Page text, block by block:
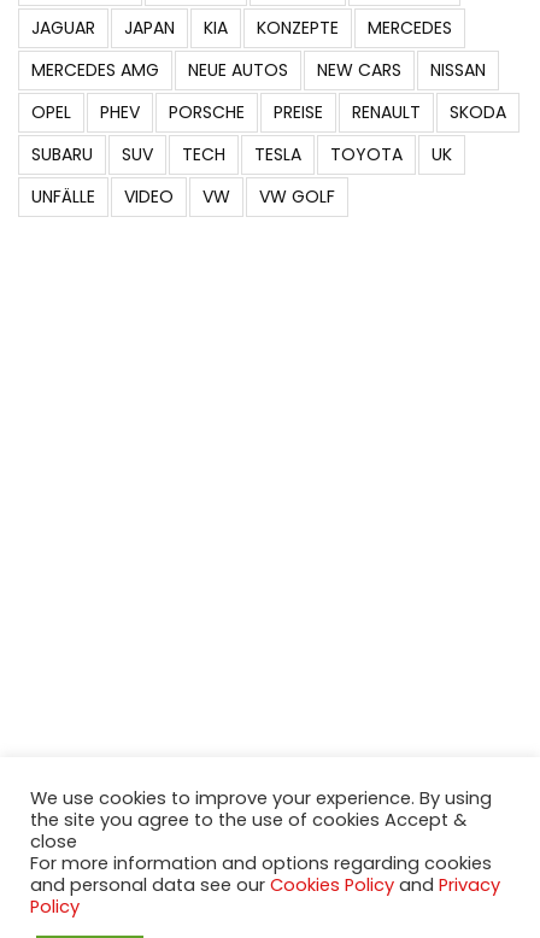
JAGUAR
JAPAN KIA KONZEPTE
MERCEDES
MERCEDES AMG
NEUE AUTOS NEW CARS
NISSAN
OPEL
PHEV PORSCHE PREISE RENAULT
SKODA
SUBARU
SUV TECH TESLA TOYOTA
UK
UNFÄLLE
VIDEO VW VW GOLF
2020-2023 NeueModelleAutos.de. KaripNetwork - All rights
We use cookies to improve your experience. By using
the site you agree to the use of cookies Accept &
close
For more information and options regarding cookies
and personal data see our Cookies Policy and Privacy
Policy